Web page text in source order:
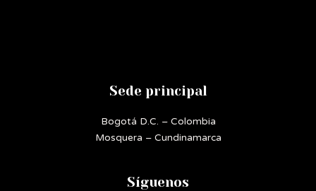
Sede principal
Bogotá D.C. – Colombia
Mosquera – Cundinamarca
Síguenos